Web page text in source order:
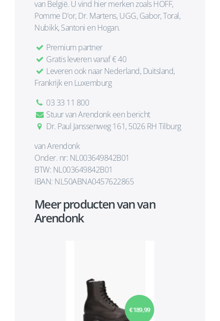
van België. U vind hier merken zoals HOFF,
Pomme D'or, Dr. Martens, UGG, Gabor, Toral,
Nubikk, Santoni en Hogan.
Premium partner
Gratis leveren vanaf € 40
Leveren ook naar Nederland, Duitsland,
Frankrijk en Luxemburg
03 33 11 800
Stuur van Arendonk een bericht
Dr. Paul Janssenweg 161, 5026 RH Tilburg
van Arendonk
Onder. nr: NL003649842B01
BTW: NL003649842B01
IBAN: NL50ABNA0457622865
Meer producten van van
Arendonk
€ 189,99